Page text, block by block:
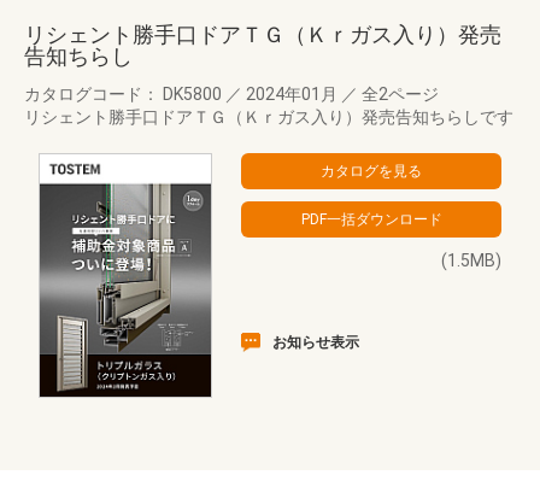
リシェント勝手口ドアＴＧ（Ｋｒガス入り）発売
告知ちらし
カタログコード： DK5800 ／ 2024年01月 ／ 全2ページ
リシェント勝手口ドアＴＧ（Ｋｒガス入り）発売告知ちらしです
(1.5MB)
お知らせ表示